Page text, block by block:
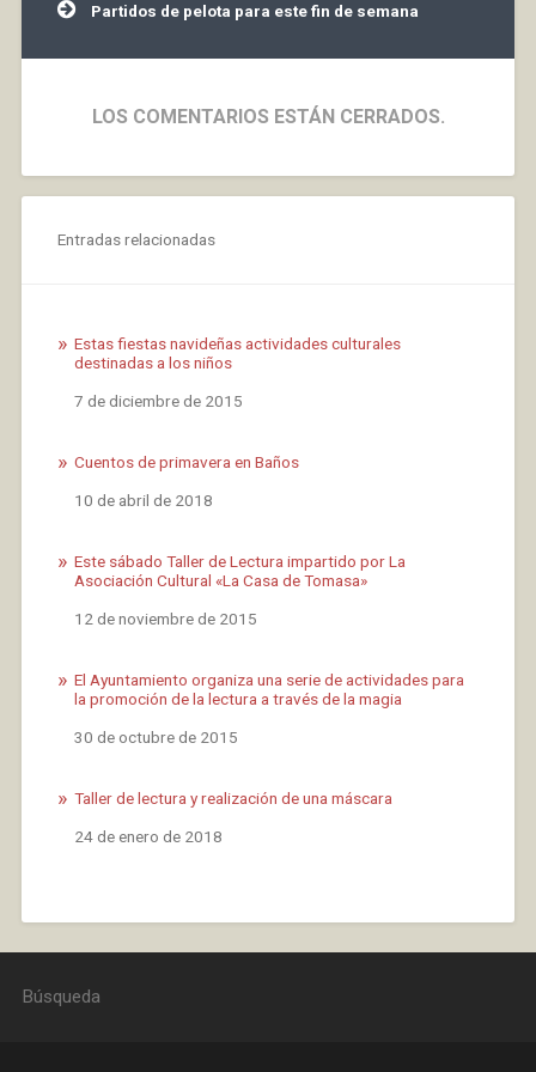
entradasPartidos de pelota para este fin de semana
LOS COMENTARIOS ESTÁN CERRADOS.
Entradas relacionadas
Estas fiestas navideñas actividades culturales
destinadas a los niños
Fecha
7 de diciembre de 2015
Cuentos de primavera en Baños
Fecha
10 de abril de 2018
Este sábado Taller de Lectura impartido por La
Asociación Cultural «La Casa de Tomasa»
Fecha
12 de noviembre de 2015
El Ayuntamiento organiza una serie de actividades para
la promoción de la lectura a través de la magia
Fecha
30 de octubre de 2015
Taller de lectura y realización de una máscara
Fecha
24 de enero de 2018
Búsqueda